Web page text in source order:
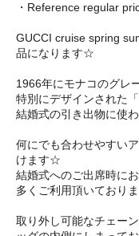
・Reference regular
GUCCI cruise spring
品になります☆
1966年にモナコのグレ
特別にデザインされた
結婚式の引き出物に使
何にでも合わせやすい
けます☆
結婚式へのご出席時に
多くご利用頂いておりま
取り外し可能なチェー